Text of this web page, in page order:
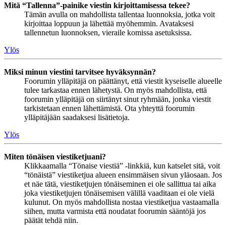
Mitä “Tallenna”-painike viestin kirjoittamisessa tekee?
Tämän avulla on mahdollista tallentaa luonnoksia, jotka voit
kirjoittaa loppuun ja lähettää myöhemmin. Avataksesi
tallennetun luonnoksen, vieraile komissa asetuksissa.
Ylös
Miksi minun viestini tarvitsee hyväksynnän?
Foorumin ylläpitäjä on päättänyt, että viestit kyseiselle alueelle
tulee tarkastaa ennen lähetystä. On myös mahdollista, että
foorumin ylläpitäjä on siirtänyt sinut ryhmään, jonka viestit
tarkistetaan ennen lähettämistä. Ota yhteyttä foorumin
ylläpitäjään saadaksesi lisätietoja.
Ylös
Miten tönäisen viestiketjuani?
Klikkaamalla “Tönaise viestiä” -linkkiä, kun katselet sitä, voit
“tönäistä” viestiketjua alueen ensimmäisen sivun yläosaan. Jos
et näe tätä, viestiketjujen tönäiseminen ei ole sallittua tai aika
joka viestiketjujen tönäisemisen välillä vaaditaan ei ole vielä
kulunut. On myös mahdollista nostaa viestiketjua vastaamalla
siihen, mutta varmista että noudatat foorumin sääntöjä jos
päätät tehdä niin.